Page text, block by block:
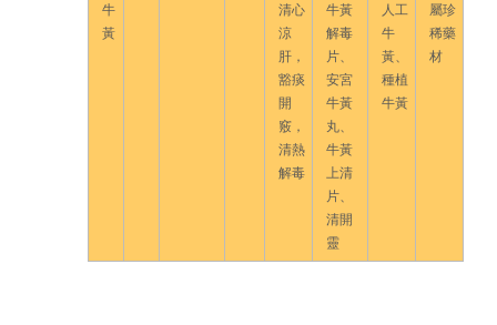
牛
黃
清心
涼
肝，
豁痰
開
竅，
清熱
解毒
牛黃
解毒
片、
安宮
牛黃
丸、
牛黃
上清
片、
清開
靈
人工
牛
黃、
種植
牛黃
屬珍
稀藥
材